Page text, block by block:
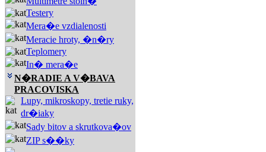
Testery
Mera�e vzdialenosti
Meracie hroty, �n�ry
Teplomery
In� mera�e
N�RADIE A V�BAVA
PRACOVISKA
Lupy, mikroskopy, tretie ruky,
dr�iaky
Sady bitov a skrutkova�ov
ZIP s��ky